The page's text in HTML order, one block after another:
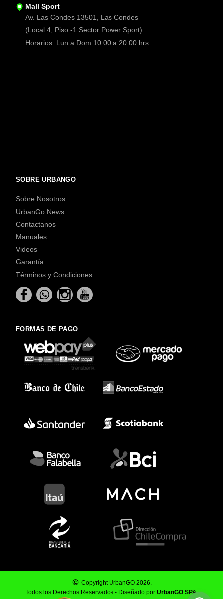
Mall Sport
Av. Las Condes 13501, Las Condes
(Local 4, Piso -1 Sector Power Sport).
Horarios: Lun a Dom 10:00 a 20:00 hrs.
SOBRE URBANGO
Sobre Nosotros
UrbanGo News
Contactanos
Manuales
Videos
Garantía
Términos y Condiciones
FORMAS DE PAGO
Copyright UrbanGO 2026.
Todos los Derechos Reservados - Diseñado por UrbanGO SPA.